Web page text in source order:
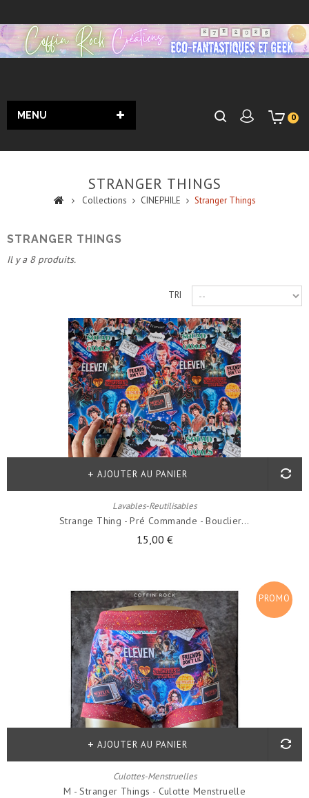
0
MENU
STRANGER THINGS
Collections CINEPHILE Stranger Things
STRANGER THINGS
Il y a 8 produits.
TRI
Lavables-Reutilisables
Strange Thing - Pré Commande - Bouclier...
15,00 €
AJOUTER AU PANIER
PROMO
Culottes-Menstruelles
M - Stranger Things - Culotte Menstruelle
AJOUTER AU PANIER